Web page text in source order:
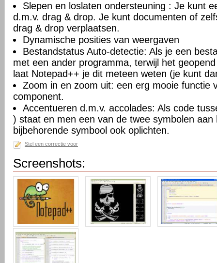
Slepen en loslaten ondersteuning : Je kunt
d.m.v. drag & drop. Je kunt documenten of
drag & drop verplaatsen.
Dynamische posities van weergaven
Bestandstatus Auto-detectie: Als je een
met een ander programma, terwijl het
laat Notepad++ je dit meteen weten (je kunt
Zoom in en zoom uit: een erg mooie functie
component.
Accentueren d.m.v. accolades: Als code
) staat en men een van de twee symbolen aan
bijbehorende symbool ook oplichten.
Stel een correctie voor
Screenshots: